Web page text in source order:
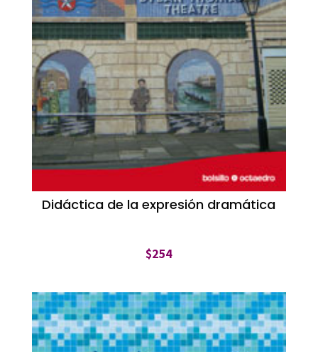
Didáctica de la expresión dramática
$254